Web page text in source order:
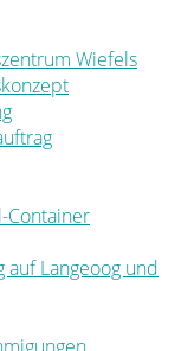
Wiefels
Container
Langeoog und